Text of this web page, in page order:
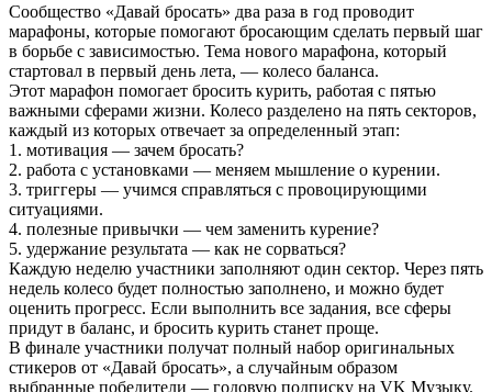
Сообщество «Давай бросать» два раза в год проводит
марафоны, которые помогают бросающим сделать первый шаг
в борьбе с зависимостью. Тема нового марафона, который
стартовал в первый день лета, — колесо баланса.
Этот марафон помогает бросить курить, работая с пятью
важными сферами жизни. Колесо разделено на пять секторов,
каждый из которых отвечает за определенный этап:
1. мотивация — зачем бросать?
2. работа с установками — меняем мышление о курении.
3. триггеры — учимся справляться с провоцирующими
ситуациями.
4. полезные привычки — чем заменить курение?
5. удержание результата — как не сорваться?
Каждую неделю участники заполняют один сектор. Через пять
недель колесо будет полностью заполнено, и можно будет
оценить прогресс. Если выполнить все задания, все сферы
придут в баланс, и бросить курить станет проще.
В финале участники получат полный набор оригинальных
стикеров от «Давай бросать», а случайным образом
выбранные победители — годовую подписку на VK Музыку.